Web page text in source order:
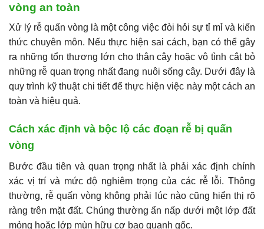
vòng an toàn
Xử lý rễ quấn vòng là một công việc đòi hỏi sự tỉ mỉ và kiến
thức chuyên môn. Nếu thực hiện sai cách, bạn có thể gây
ra những tổn thương lớn cho thân cây hoặc vô tình cắt bỏ
những rễ quan trọng nhất đang nuôi sống cây. Dưới đây là
quy trình kỹ thuật chi tiết để thực hiện việc này một cách an
toàn và hiệu quả.
Cách xác định và bộc lộ các đoạn rễ bị quấn
vòng
Bước đầu tiên và quan trọng nhất là phải xác định chính
xác vị trí và mức độ nghiêm trọng của các rễ lỗi. Thông
thường, rễ quấn vòng không phải lúc nào cũng hiển thị rõ
ràng trên mặt đất. Chúng thường ẩn nấp dưới một lớp đất
mỏng hoặc lớp mùn hữu cơ bao quanh gốc.